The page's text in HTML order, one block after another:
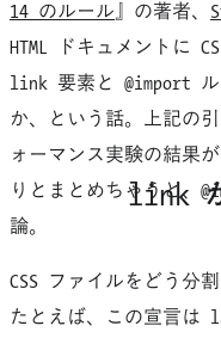
link
14 のルール』の著者、
HTML ドキュメントに
link 要素と @import
か、という話。上記の
ォーマンス実験の結果
りとまとめちゃうと、
論。
CSS ファイルをどう分
たとえば、この宣言は